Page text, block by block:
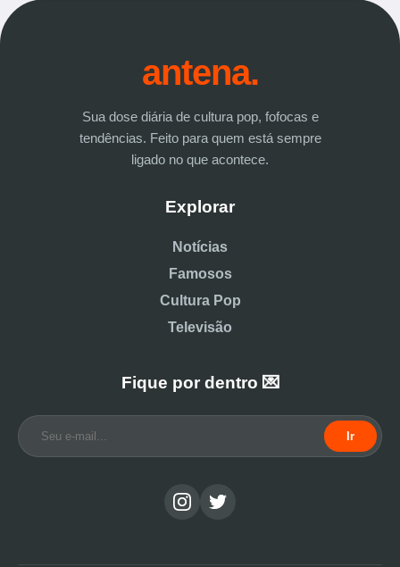
antena.
Sua dose diária de cultura pop, fofocas e
tendências. Feito para quem está sempre
ligado no que acontece.
Explorar
Notícias
Famosos
Cultura Pop
Televisão
Fique por dentro 💌
Ir